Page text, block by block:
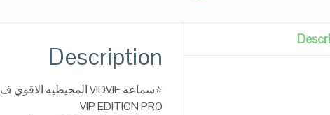
Description
⭐سماعه VIDVIE المحيطيه الاقوي ف المجموعة
VIP EDITION PRO